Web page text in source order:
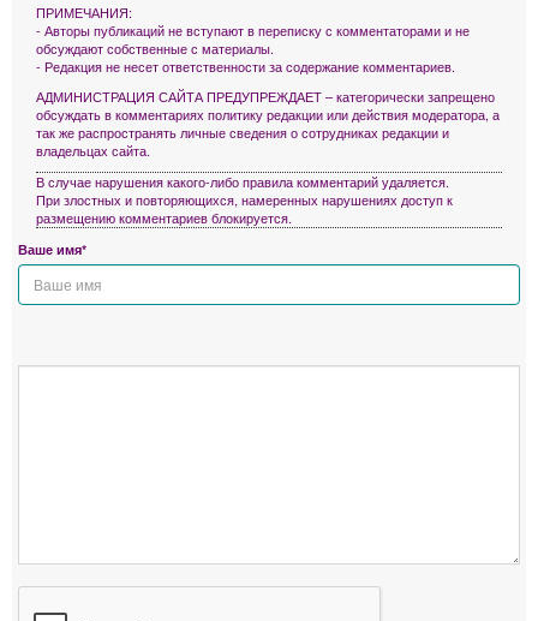
ПРИМЕЧАНИЯ:
- Авторы публикаций не вступают в переписку с комментаторами и не
обсуждают собственные с материалы.
- Редакция не несет ответственности за содержание комментариев.
АДМИНИСТРАЦИЯ САЙТА ПРЕДУПРЕЖДАЕТ – категорически запрещено
обсуждать в комментариях политику редакции или действия модератора, а
так же распространять личные сведения о сотрудниках редакции и
владельцах сайта.
В случае нарушения какого-либо правила комментарий удаляется.
При злостных и повторяющихся, намеренных нарушениях доступ к
размещению комментариев блокируется.
Ваше имя*